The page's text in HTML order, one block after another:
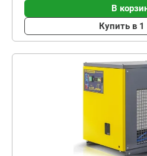
В
Купить в 1